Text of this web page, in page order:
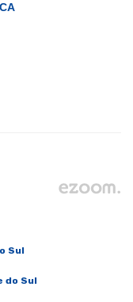
Sul
do Sul